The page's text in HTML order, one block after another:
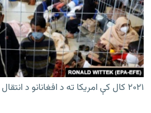
۲۰۲۱ کال کې امریکا ته د افغانانو د انتقال د بهیر یو انځور، ارشیف